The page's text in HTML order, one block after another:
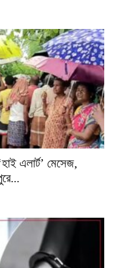
এলার্ট’ মেসেজ,